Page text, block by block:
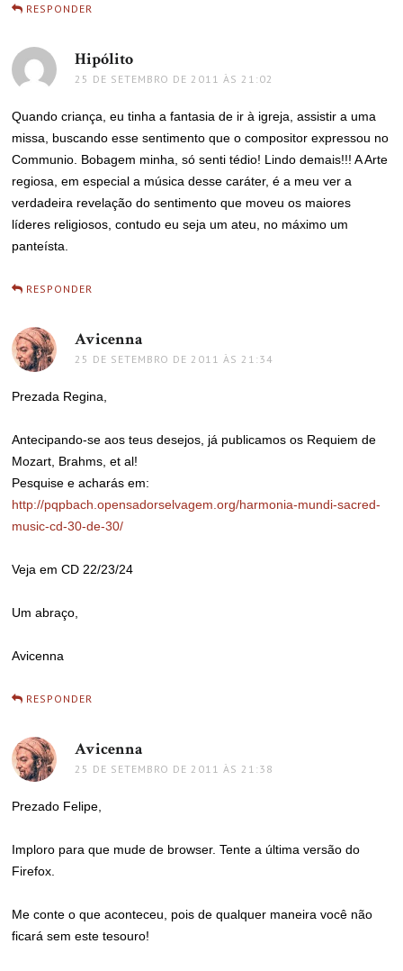
RESPONDER
Hipólito
25 DE SETEMBRO DE 2011 ÀS 21:02
Quando criança, eu tinha a fantasia de ir à igreja, assistir a uma
missa, buscando esse sentimento que o compositor expressou no
Communio. Bobagem minha, só senti tédio! Lindo demais!!! A Arte
regiosa, em especial a música desse caráter, é a meu ver a
verdadeira revelação do sentimento que moveu os maiores
líderes religiosos, contudo eu seja um ateu, no máximo um
panteísta.
RESPONDER
Avicenna
25 DE SETEMBRO DE 2011 ÀS 21:34
Prezada Regina,
Antecipando-se aos teus desejos, já publicamos os Requiem de
Mozart, Brahms, et al!
Pesquise e acharás em:
http://pqpbach.opensadorselvagem.org/harmonia-mundi-sacred-
music-cd-30-de-30/
Veja em CD 22/23/24
Um abraço,
Avicenna
RESPONDER
Avicenna
25 DE SETEMBRO DE 2011 ÀS 21:38
Prezado Felipe,
Imploro para que mude de browser. Tente a última versão do
Firefox.
Me conte o que aconteceu, pois de qualquer maneira você não
ficará sem este tesouro!